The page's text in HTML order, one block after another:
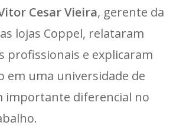
Cesar Vieira, gerente da
lojas Coppel, relataram
profissionais e explicaram
em uma universidade de
importante diferencial no